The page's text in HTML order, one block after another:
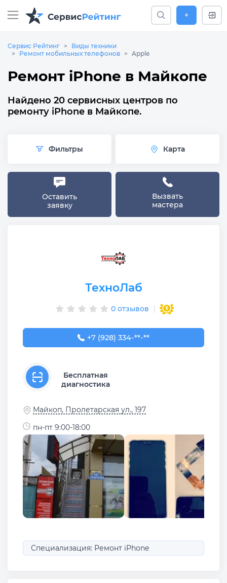
+
Сервис Рейтинг
Виды техники
Ремонт мобильных телефонов
Apple
Ремонт iPhone в Майкопе
Найдено 20 сервисных центров по
ремонту iPhone в Майкопе.
Фильтры Карта
Оставить
заявку
Вызвать
мастера
ТехноЛаб
0 отзывов
+7 (928) 334-99-00
+7 (928) 334-**-**
Бесплатная
диагностика
Майкоп, Пролетарская ул., 197
пн-пт 9:00-18:00
Специализация: Ремонт iPhone